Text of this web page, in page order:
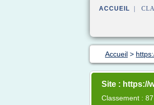
ACCUEIL |
Accueil >
Site : https://
Classement :